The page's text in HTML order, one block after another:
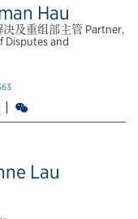
Hau
及重组部主管 Partner,
Disputes and
Lau